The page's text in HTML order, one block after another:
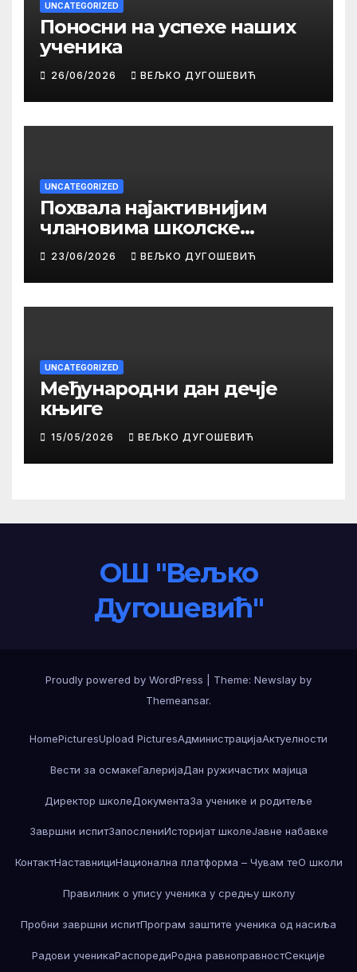
UNCATEGORIZED
Поносни на успехе наших
ученика
26/06/2026 ВЕЉКО ДУГОШЕВИЋ
UNCATEGORIZED
Похвала најактивнијим
члановима школске
библиотеке
23/06/2026 ВЕЉКО ДУГОШЕВИЋ
UNCATEGORIZED
Међународни дан дечје
књиге
15/05/2026 ВЕЉКО ДУГОШЕВИЋ
ОШ "Вељко
Дугошевић"
Proudly powered by WordPress Theme: Newslay by
Themeansar.
HomePicturesUpload PicturesАдминистрацијаАктуелности
Вести за осмакеГалеријаДан ружичастих мајица
Директор школеДокументаЗа ученике и родитеље
Завршни испитЗапослениИсторијат школеЈавне набавке
КонтактНаставнициНационална платформа – Чувам теО школи
Правилник о упису ученика у средњу школу
Пробни завршни испитПрограм заштите ученика од насиља
Радови ученикаРаспоредиРодна равноправностСекције